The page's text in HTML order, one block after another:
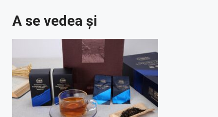
A se vedea și